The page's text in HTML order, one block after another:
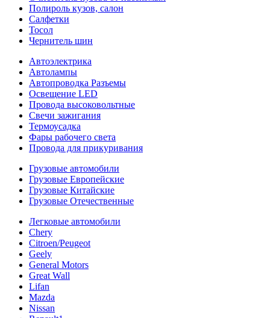
Полироль кузов, салон
Салфетки
Тосол
Чернитель шин
Автоэлектрика
Автолампы
Автопроводка Разъемы
Освещение LED
Провода высоковольтные
Свечи зажигания
Термоусадка
Фары рабочего света
Провода для прикуривания
Грузовые автомобили
Грузовые Европейские
Грузовые Китайские
Грузовые Отечественные
Легковые автомобили
Chery
Citroen/Peugeot
Geely
General Motors
Great Wall
Lifan
Mazda
Nissan